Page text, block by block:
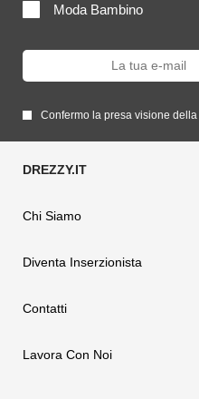
Moda Bambino
Confermo la presa visione della
Chi Siamo
Diventa Inserzionista
Contatti
Lavora Con Noi